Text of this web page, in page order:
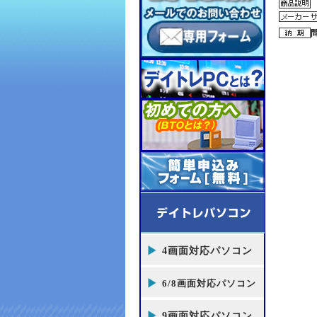
4画面対応パソコン
6/8画面対応パソコン